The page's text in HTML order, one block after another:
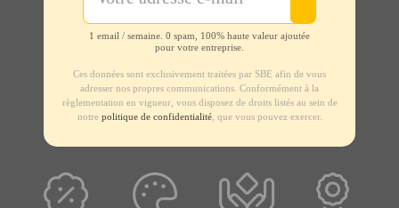
1 email / semaine. 0 spam, 100% haute valeur ajoutée
pour votre entreprise.
Ces données sont exclusivement traitées par SBE afin de vous
adresser nos propres communications. Conformément à la
règlementation en vigueur, vous disposez de droits listés au sein de
notre politique de confidentialité, que vous pouvez exercer.